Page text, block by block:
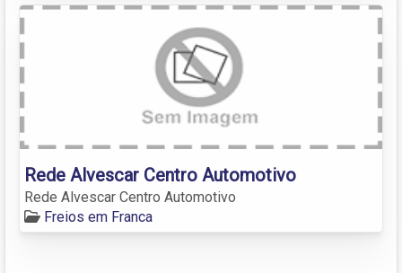
Rede Alvescar Centro Automotivo
Rede Alvescar Centro Automotivo
Freios em Franca